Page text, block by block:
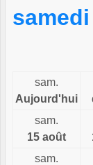
sam.
Aujourd'hui
sam.
15 août
sam.